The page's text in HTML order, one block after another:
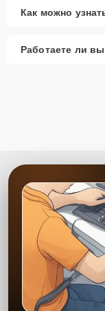
Как можно
Работаете ли